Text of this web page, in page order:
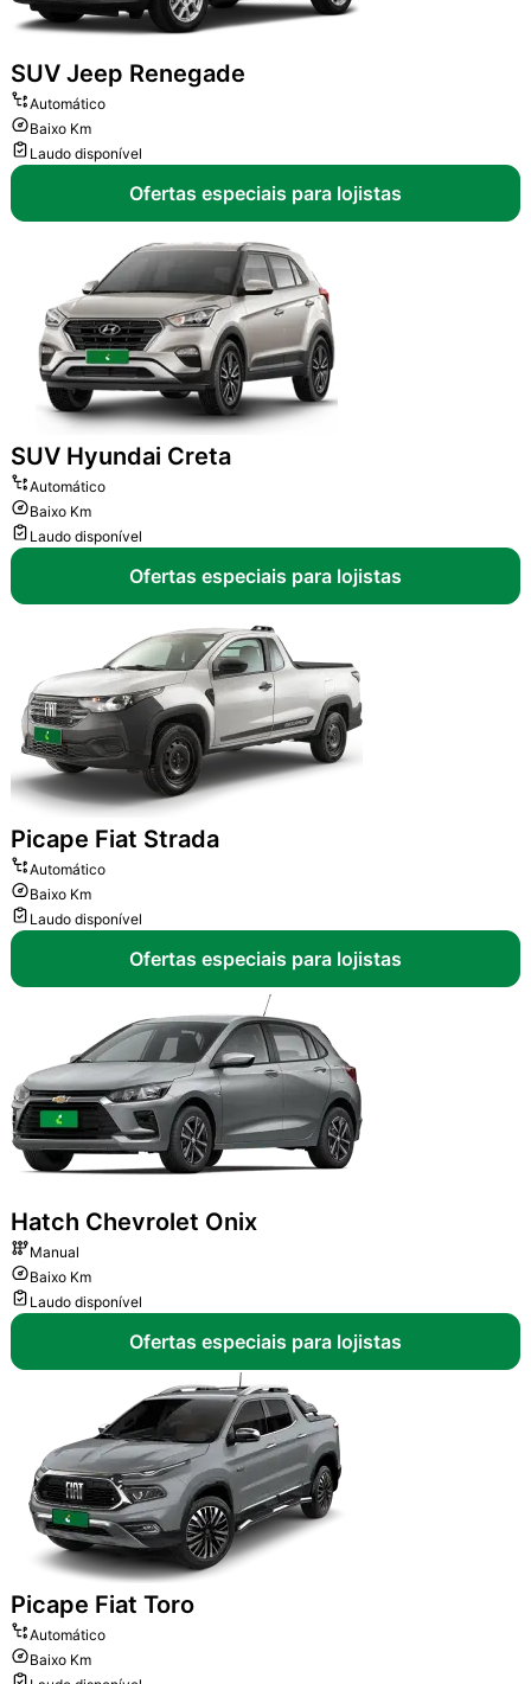
SUV Jeep Renegade
Automático
Baixo Km
Laudo disponível
Ofertas especiais para lojistas
SUV Hyundai Creta
Automático
Baixo Km
Laudo disponível
Ofertas especiais para lojistas
Picape Fiat Strada
Automático
Baixo Km
Laudo disponível
Ofertas especiais para lojistas
Hatch Chevrolet Onix
Manual
Baixo Km
Laudo disponível
Ofertas especiais para lojistas
Picape Fiat Toro
Automático
Baixo Km